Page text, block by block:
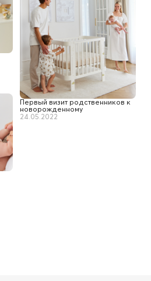
Первый визит родственников к
новорожденному
24.05.2022